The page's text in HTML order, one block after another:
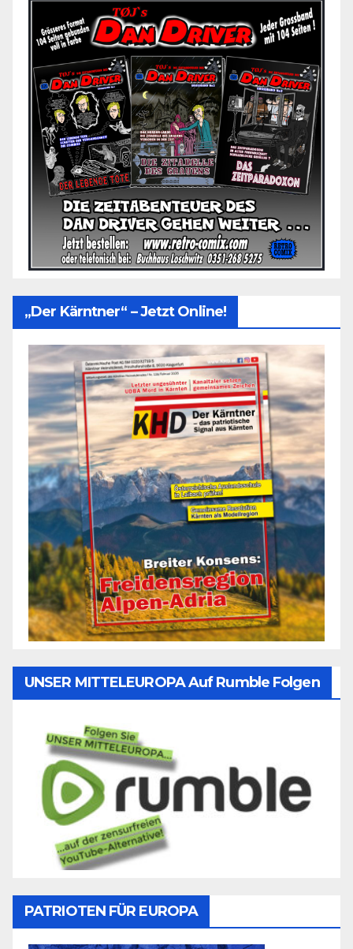
„Der Kärntner“ – Jetzt Online!
UNSER MITTELEUROPA Auf Rumble Folgen
PATRIOTEN FÜR EUROPA